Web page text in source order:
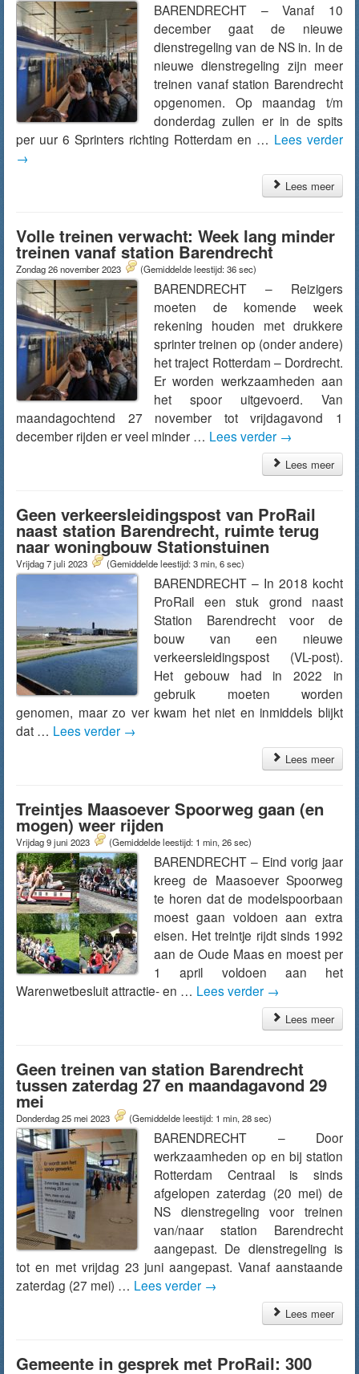
BARENDRECHT – Vanaf 10
december gaat de nieuwe
dienstregeling van de NS in. In de
nieuwe dienstregeling zijn meer
treinen vanaf station Barendrecht
opgenomen. Op maandag t/m
donderdag zullen er in de spits
per uur 6 Sprinters richting Rotterdam en … Lees verder
→
Lees meer
Volle treinen verwacht: Week lang minder
treinen vanaf station Barendrecht
Zondag 26 november 2023 (Gemiddelde leestijd: 36 sec)
BARENDRECHT – Reizigers
moeten de komende week
rekening houden met drukkere
sprinter treinen op (onder andere)
het traject Rotterdam – Dordrecht.
Er worden werkzaamheden aan
het spoor uitgevoerd. Van
maandagochtend 27 november tot vrijdagavond 1
december rijden er veel minder … Lees verder →
Lees meer
Geen verkeersleidingspost van ProRail
naast station Barendrecht, ruimte terug
naar woningbouw Stationstuinen
Vrijdag 7 juli 2023 (Gemiddelde leestijd: 3 min, 6 sec)
BARENDRECHT – In 2018 kocht
ProRail een stuk grond naast
Station Barendrecht voor de
bouw van een nieuwe
verkeersleidingspost (VL-post).
Het gebouw had in 2022 in
gebruik moeten worden
genomen, maar zo ver kwam het niet en inmiddels blijkt
dat … Lees verder →
Lees meer
Treintjes Maasoever Spoorweg gaan (en
mogen) weer rijden
Vrijdag 9 juni 2023 (Gemiddelde leestijd: 1 min, 26 sec)
BARENDRECHT – Eind vorig jaar
kreeg de Maasoever Spoorweg
te horen dat de modelspoorbaan
moest gaan voldoen aan extra
eisen. Het treintje rijdt sinds 1992
aan de Oude Maas en moest per
1 april voldoen aan het
Warenwetbesluit attractie- en … Lees verder →
Lees meer
Geen treinen van station Barendrecht
tussen zaterdag 27 en maandagavond 29
mei
Donderdag 25 mei 2023 (Gemiddelde leestijd: 1 min, 28 sec)
BARENDRECHT – Door
werkzaamheden op en bij station
Rotterdam Centraal is sinds
afgelopen zaterdag (20 mei) de
NS dienstregeling voor treinen
van/naar station Barendrecht
aangepast. De dienstregeling is
tot en met vrijdag 23 juni aangepast. Vanaf aanstaande
zaterdag (27 mei) … Lees verder →
Lees meer
Gemeente in gesprek met ProRail: 300